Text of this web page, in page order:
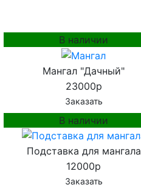
В наличии
Мангал "Дачный"
23000р
Заказать
В наличии
Подставка для мангала
12000р
Заказать